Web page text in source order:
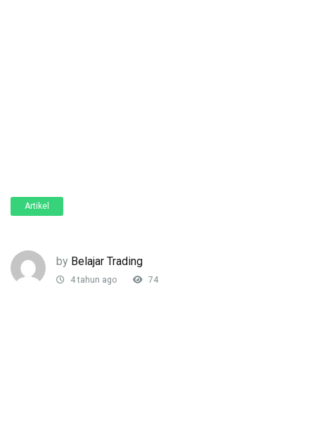
Artikel
by Belajar Trading
4 tahun ago 74